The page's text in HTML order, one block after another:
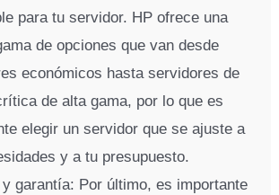
para tu servidor. HP ofrece una
de opciones que van desde
económicos hasta servidores de
de alta gama, por lo que es
elegir un servidor que se ajuste a
y a tu presupuesto.
y garantía: Por último, es importante